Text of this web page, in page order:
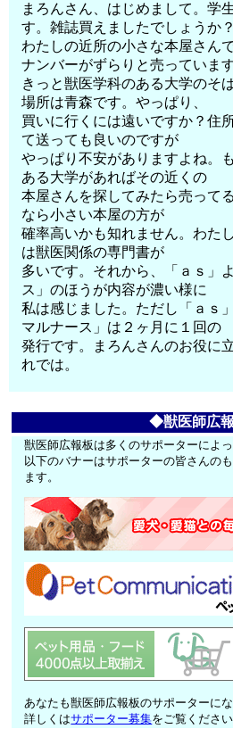
まろんさん、はじめまして。学
す。雑誌買えましたでしょうか？
わたしの近所の小さな本屋さん
ナンバーがずらりと売っています
きっと獣医学科のある大学のそ
場所は青森です。やっぱり、
買いに行くには遠いですか？住
て送っても良いのですが
やっぱり不安がありますよね。
ある大学があればその近くの
本屋さんを探してみたら売って
なら小さい本屋の方が
確率高いかも知れません。わた
は獣医関係の専門書が
多いです。それから、「ａｓ」
ス」のほうが内容が濃い様に
私は感じました。ただし「ａｓ
マルナース」は２ヶ月に１回の
発行です。まろんさんのお役に
れでは。
◆獣医師広
獣医師広報板は多くのサポーターによ
以下のバナーはサポーターの皆さんの
ます。
あなたも獣医師広報板のサポーターにな
詳しくはサポーター募集をご覧ください